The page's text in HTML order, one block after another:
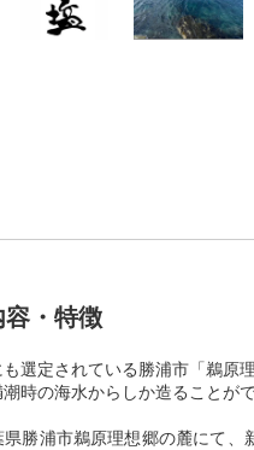
容・特徴
選定されている勝浦市「鵜原理
時の海水からしか造ることが
県勝浦市鵜原理想郷の麓にて